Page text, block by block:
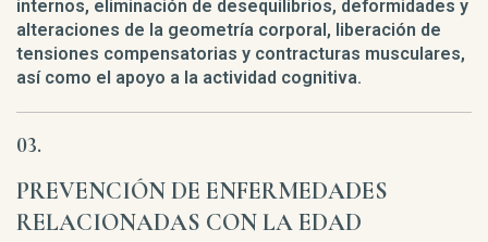
internos, eliminación de desequilibrios, deformidades y
alteraciones de la geometría corporal, liberación de
tensiones compensatorias y contracturas musculares,
así como el apoyo a la actividad cognitiva.
PREVENCIÓN DE ENFERMEDADES
RELACIONADAS CON LA EDAD